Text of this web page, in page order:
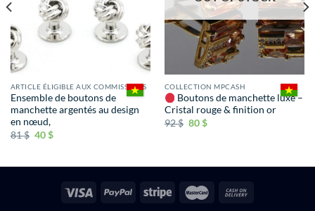
ARTICLE ÉLIGIBLE AUX COMMISSIONS
Ensemble de boutons de
manchette argentés au design
en nœud,
81$ 40$
COLLECTION MPCASH
Boutons de manchette luxe –
Cristal rouge & finition or
92$ 80$